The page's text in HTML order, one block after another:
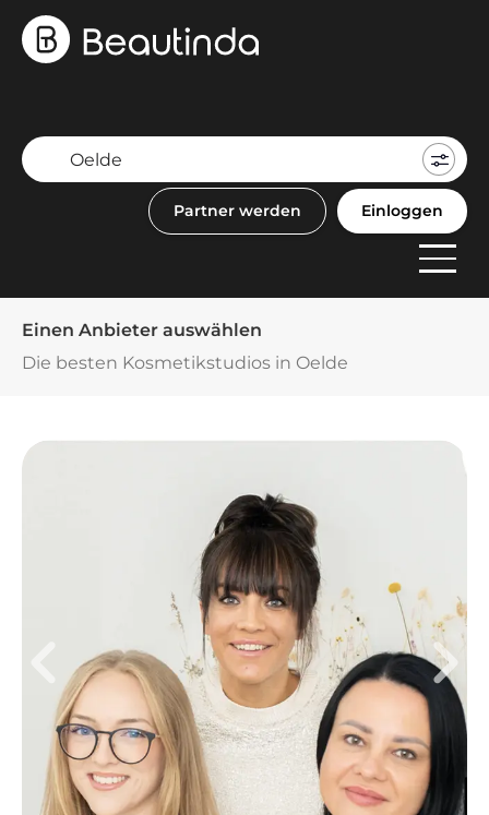
Partner werden Einloggen
Einen Anbieter auswählen
Die besten Kosmetikstudios in Oelde